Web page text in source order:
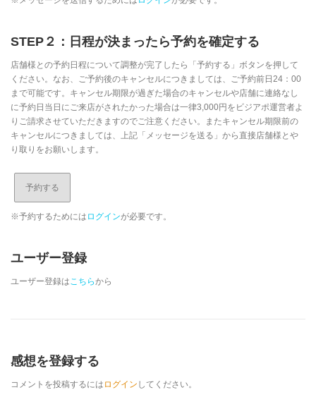
STEP２：日程が決まったら予約を確定する
店舗様との予約日程について調整が完了したら「予約する」ボタンを押して
ください。なお、ご予約後のキャンセルにつきましては、ご予約前日24：00
まで可能です。キャンセル期限が過ぎた場合のキャンセルや店舗に連絡なし
に予約日当日にご来店がされたかった場合は一律3,000円をビジアポ運営者よ
りご請求させていただきますのでご注意ください。またキャンセル期限前の
キャンセルにつきましては、上記「メッセージを送る」から直接店舗様とや
り取りをお願いします。
※予約するためには ログインが必要です。
ユーザー登録
ユーザー登録はこちらから
感想を登録する
コメントを投稿するには ログイン してください。